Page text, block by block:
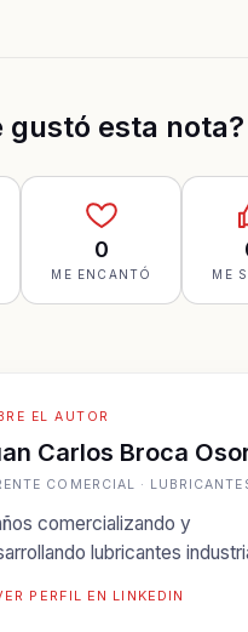
gustó esta nota?
0
ME ENCANTÓ ME
EL AUTOR
Carlos Broca
COMERCIAL ·
comercializando y
lubricantes
PERFIL EN LINKEDIN